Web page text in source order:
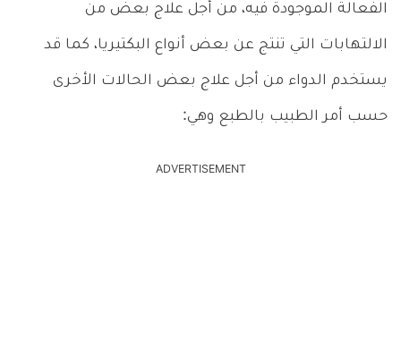
الفعالة الموجودة فيه، من أجل علاج بعض من
الالتهابات التي تنتج عن بعض أنواع البكتيريا، كما قد
يستخدم الدواء من أجل علاج بعض الحالات الأخرى
حسب أمر الطبيب بالطبع وهي:
ADVERTISEMENT